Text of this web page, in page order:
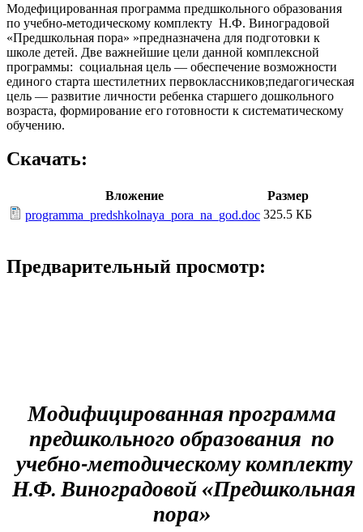
Модефицированная программа предшкольного образования
по учебно-методическому комплекту Н.Ф. Виноградовой
«Предшкольная пора» »предназначена для подго­товки к
школе детей. Две важнейшие цели данной ком­плексной
программы: социальная цель — обеспечение возможности
единого старта шестилетних первоклассников;педагогическая
цель — развитие личности ребенка старшего дошкольного
возраста, формирование его готовности к система­тическому
обучению.
Скачать:
Вложение
Размер
programma_predshkolnaya_pora_na_god.doc 325.5 КБ
Предварительный просмотр:
Модифицированная программа
предшкольного образования по
учебно-методическому комплекту
Н.Ф. Виноградовой «Предшкольная
пора»